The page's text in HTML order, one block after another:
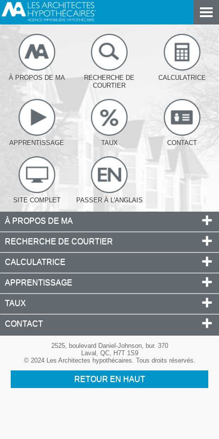
À PROPOS DE MA
RECHERCHE DE
COURTIER
CALCULATRICE
APPRENTISSAGE TAUX CONTACT
SITE COMPLET PASSER À L'ANGLAIS
À PROPOS DE MA
RECHERCHE DE COURTIER
CALCULATRICE
APPRENTISSAGE
TAUX
CONTACT
2525, boulevard Daniel-Johnson, bur. 370
Laval, QC, H7T 1S9
© 2024 Les Architectes hypothécaires. Tous droits réservés.
RETOUR EN HAUT